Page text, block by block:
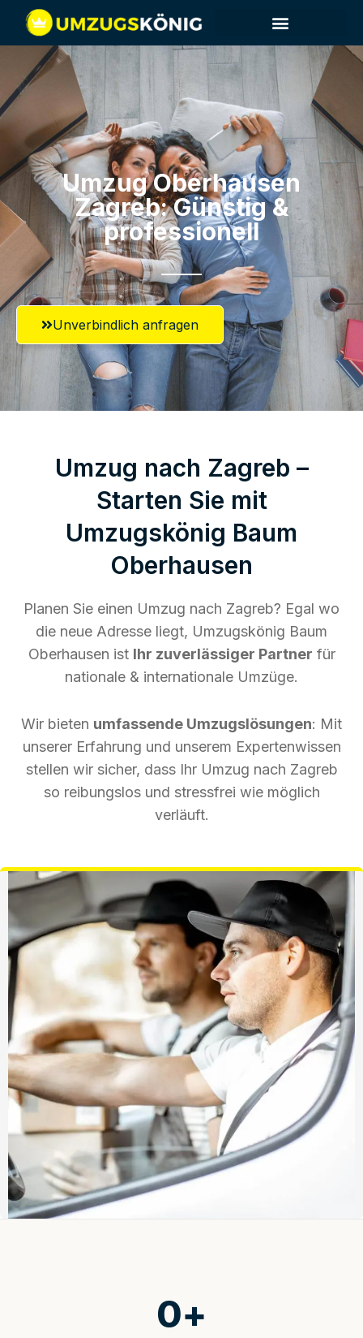
Umzug Oberhausen​
Zagreb: Günstig &
professionell​
Unverbindlich anfragen
Umzug nach Zagreb –
Starten Sie mit
Umzugskönig Baum
Oberhausen
Planen Sie einen Umzug nach Zagreb? Egal wo
die neue Adresse liegt, Umzugskönig Baum
Oberhausen ist Ihr zuverlässiger Partner für
nationale & internationale Umzüge.
Wir bieten umfassende Umzugslösungen: Mit
unserer Erfahrung und unserem Expertenwissen
stellen wir sicher, dass Ihr Umzug nach Zagreb
so reibungslos und stressfrei wie möglich
verläuft.
0+